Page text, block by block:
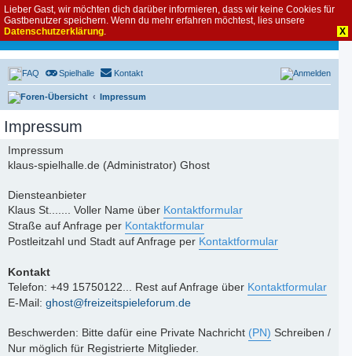
Lieber Gast, wir möchten dich darüber informieren, dass wir keine Cookies für
Gastbenutzer speichern. Wenn du mehr erfahren möchtest, lies unsere
Datenschutzerklärung. X
FAQ Spielhalle Kontakt Anmelden
Foren-Übersicht Impressum
Impressum
Impressum
klaus-spielhalle.de (Administrator) Ghost
Diensteanbieter
Klaus St....... Voller Name über Kontaktformular
Straße auf Anfrage per Kontaktformular
Postleitzahl und Stadt auf Anfrage per Kontaktformular
Kontakt
Telefon: +49 15750122... Rest auf Anfrage über Kontaktformular
E-Mail: ghost@freizeitspieleforum.de
Beschwerden: Bitte dafür eine Private Nachricht (PN) Schreiben /
Nur möglich für Registrierte Mitglieder.